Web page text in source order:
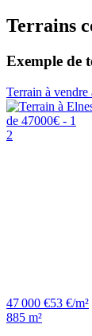
Terrains
Exemple de
Terrain à vendre
2
47 000 €53 €/m²
885 m²